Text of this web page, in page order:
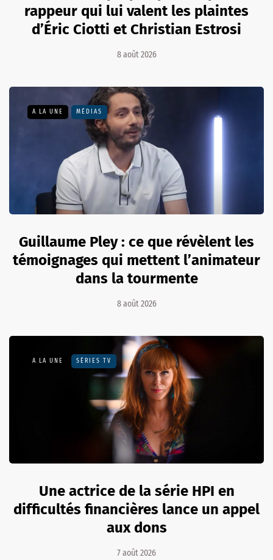
rappeur qui lui valent les plaintes
d’Éric Ciotti et Christian Estrosi
8 août 2026
A LA UNE MÉDIAS
Guillaume Pley : ce que révèlent les
témoignages qui mettent l’animateur
dans la tourmente
8 août 2026
A LA UNE SÉRIES TV
Une actrice de la série HPI en
difficultés financières lance un appel
aux dons
7 août 2026